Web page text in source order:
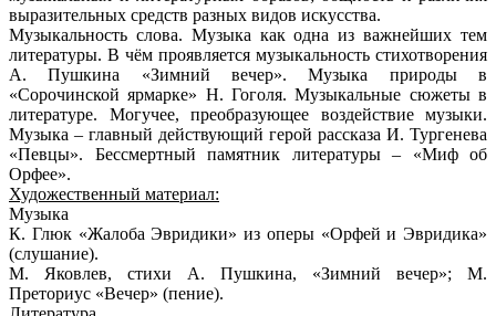
выразительных средств разных видов искусства.
Музыкальность слова. Музыка как одна из важнейших тем
литературы. В чём проявляется музыкальность стихотворения
А. Пушкина «Зимний вечер». Музыка природы в
«Сорочинской ярмарке» Н. Гоголя. Музыкальные сюжеты в
литературе. Могучее, преобразующее воздействие музыки.
Музыка – главный действующий герой рассказа И. Тургенева
«Певцы». Бессмертный памятник литературы – «Миф об
Орфее».
Художественный материал:
Музыка
К. Глюк «Жалоба Эвридики» из оперы «Орфей и Эвридика»
(слушание).
М. Яковлев, стихи А. Пушкина, «Зимний вечер»; М.
Преториус «Вечер» (пение).